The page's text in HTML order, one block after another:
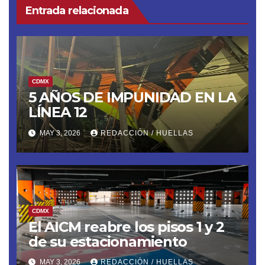
Entrada relacionada
CDMX
5 AÑOS DE IMPUNIDAD EN LA
LÍNEA 12
MAY 3, 2026 REDACCIÓN / HUELLAS
CDMX
El AICM reabre los pisos 1 y 2
de su estacionamiento
MAY 3, 2026 REDACCIÓN / HUELLAS